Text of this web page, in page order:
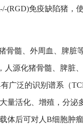
(RGD)免疫缺陷猪，
髓、外周血、脾脏
源化猪骨髓、脾脏
泛的识别谱系（
量活化、增殖，分泌
体后可对人B细胞肿